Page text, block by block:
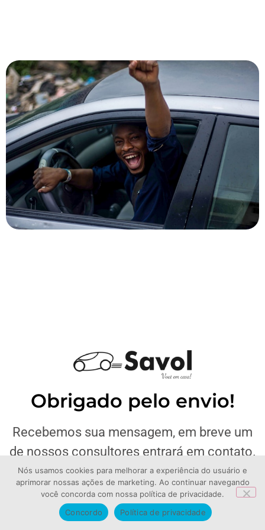
Obrigado pelo envio!
Recebemos sua mensagem, em breve um
de nossos consultores entrará em contato.
Nós usamos cookies para melhorar a experiência do usuário e
aprimorar nossas ações de marketing. Ao continuar navegando
você concorda com nossa política de privacidade.
Concordo
Política de privacidade